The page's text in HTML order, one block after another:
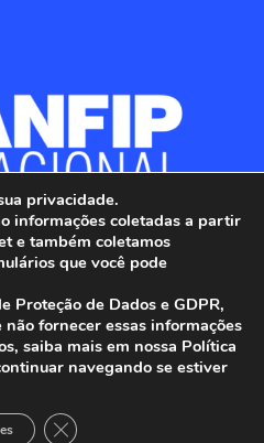
dos Auditores
Federal do Brasil.
Reservados.
privacidade.
informações coletadas a partir
e também coletamos
que você pode
Proteção de Dados e GDPR,
fornecer essas informações
saiba mais em nossa Política
navegando se estiver
Close GDPR Cookie Banner